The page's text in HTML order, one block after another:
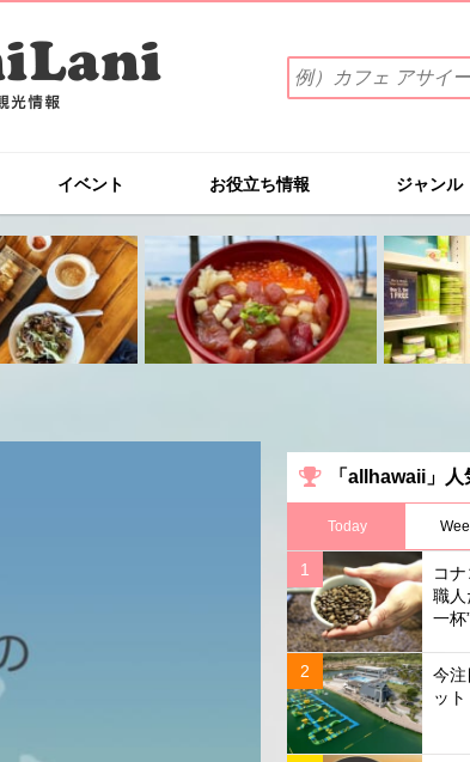
索
ワ
を
入
力
(例）
カ
フ
ェ
イ
ー
イベント お役立ち情報 ジャンル
「allhawaii」
Today
コ
職人
一杯
今注
ッ